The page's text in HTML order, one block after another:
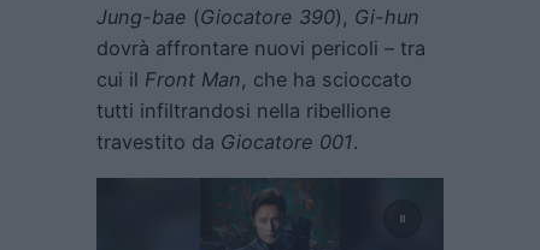
Jung-bae (Giocatore 390), Gi-hun
dovrà affrontare nuovi pericoli – tra
cui il Front Man, che ha scioccato
tutti infiltrandosi nella ribellione
travestito da Giocatore 001.